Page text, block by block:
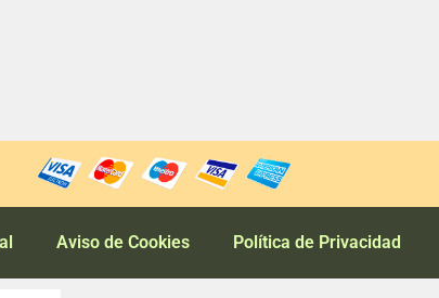
Aviso de Cookies Política de Privacidad